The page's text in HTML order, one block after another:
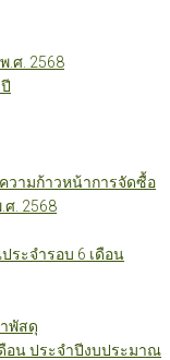
.ศ. 2568
วามก้าวหน้าการจัดซื้อ
. 2568
ระจำรอบ 6 เดือน
พัสดุ
อน ประจำปีงบประมาณ